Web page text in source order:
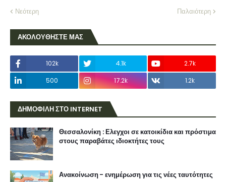
Νεότερη Παλαιότερη
ΑΚΟΛΟΥΘΗΣΤΕ ΜΑΣ
102k 4.1k
2.7k
500
17.2k 1.2k
ΔΗΜΟΦΙΛΗ ΣΤΟ INTERNET
Θεσσαλονίκη : Ελεγχοι σε κατοικίδια και πρόστιμα
στους παραβάτες ιδιοκτήτες τους
Ανακοίνωση - ενημέρωση για τις νέες ταυτότητες